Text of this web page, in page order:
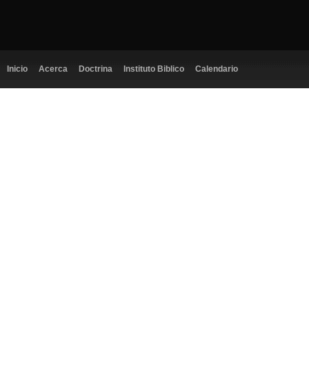
Inicio Acerca Doctrina Instituto Biblico Calendario